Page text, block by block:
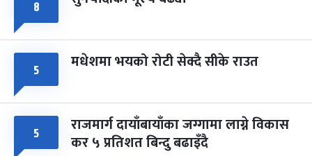
८
५ मधेशमा भयको रोटी सेक्दै सीके राउत
५ राजमार्ग दायाँबायाँका जग्गामा लाग्ने विकास
कर ५ प्रतिशत बिन्दु बढाइँदै